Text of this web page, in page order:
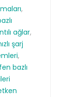
,
ağlar,
şarj
,
bazlı